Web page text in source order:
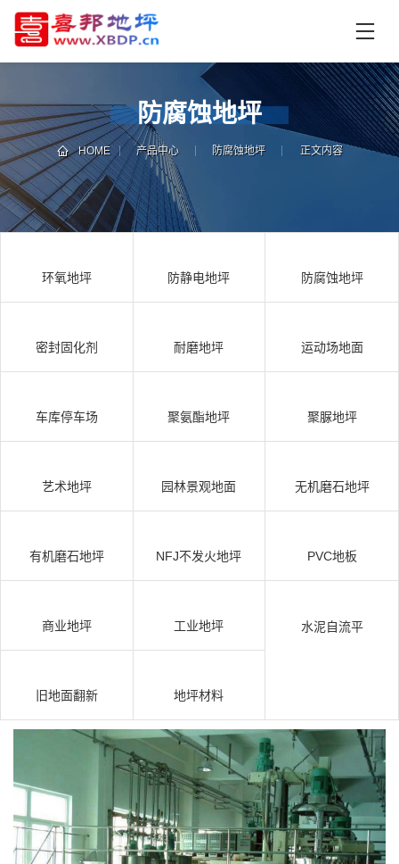
页
中
心
技
术
支
持
资
讯
中
例
咨
防腐蚀地坪
HOME 产品中心 防腐蚀地坪 正文内容
环氧地坪 防静电地坪 防腐蚀地坪
密封固化剂 耐磨地坪 运动场地面
车库停车场 聚氨酯地坪 聚脲地坪
艺术地坪 园林景观地面 无机磨石地坪
有机磨石地坪 NFJ不发火地坪 PVC地板
商业地坪 工业地坪 水泥自流平
旧地面翻新 地坪材料